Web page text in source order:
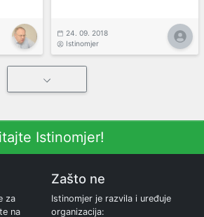
24. 09. 2018
Istinomjer
Istinomjer!
za
na
Zašto ne
Istinomjer je razvila i uređuje
organizacija: